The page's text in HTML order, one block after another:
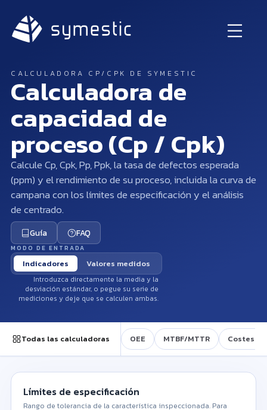
CALCULADORA CP/CPK DE SYMESTIC
Calculadora de
capacidad de
proceso (Cp / Cpk)
Calcule Cp, Cpk, Pp, Ppk, la tasa de defectos esperada
(ppm) y el rendimiento de su proceso, incluida la curva de
campana con los límites de especificación y el análisis
de centrado.
Guía FAQ
MODO DE ENTRADA
Indicadores Valores medidos
Introduzca directamente la media y la
desviación estándar, o pegue su serie de
mediciones y deje que se calculen ambas.
Todas las calculadoras OEE MTBF/MTTR Costes
Límites de especificación
Rango de tolerancia de la característica inspeccionada. Para